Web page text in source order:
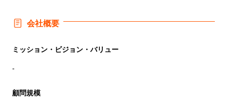
会社概要
ミッション・ビジョン・バリュー
-
顧問規模